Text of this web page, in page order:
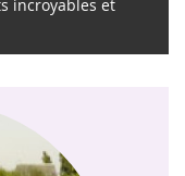
incroyables et